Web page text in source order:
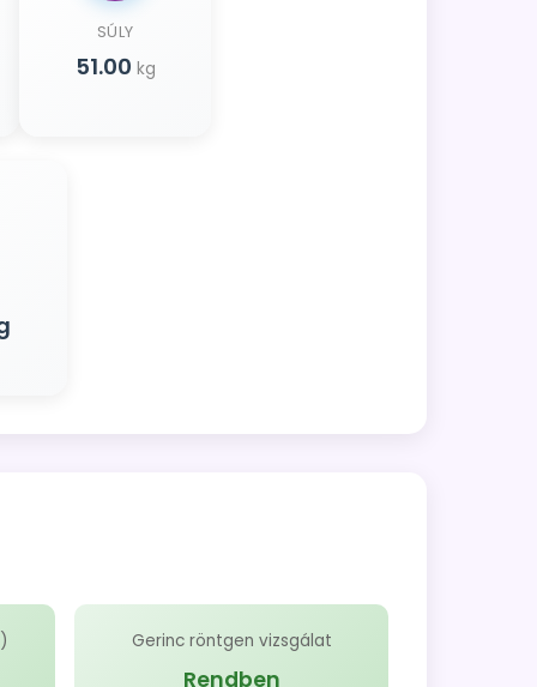
SÚLY
51.00 kg
Gerinc röntgen vizsgálat
Rendben